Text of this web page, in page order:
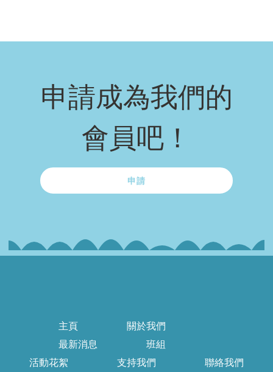
申請成為我們的
會員吧！
申請
主頁
關於我們
最新消息
班組
活動花絮
支持我們 聯絡我們